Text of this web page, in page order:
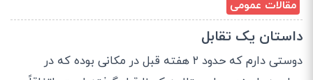
مقالات عمومی
داستان یک تقابل
دوستی دارم که حدود
هفته قبل در مکانی بوده که در